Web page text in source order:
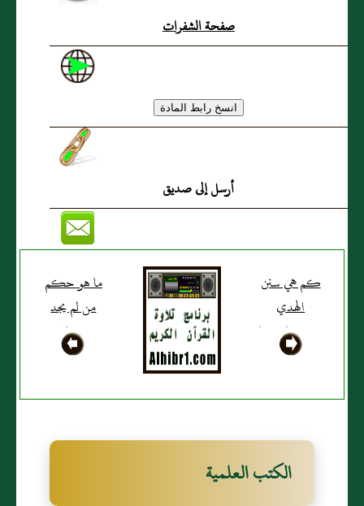
والعيب؟
صفحة الشفرات
أرسل إلى صديق
كم هي سنن
الهدي
ومندوباته وما
هي؟
ما هو حكم
من لم يجد
هديا؟
الكتب العلمية